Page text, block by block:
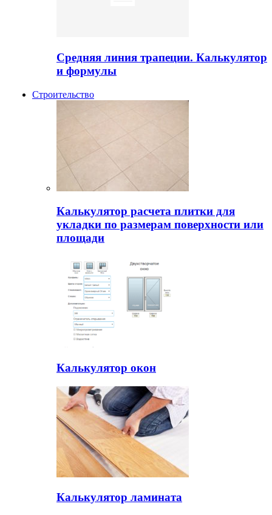
Средняя линия трапеции. Калькулятор
и формулы
Строительство
Калькулятор расчета плитки для
укладки по размерам поверхности или
площади
Калькулятор окон
Калькулятор ламината